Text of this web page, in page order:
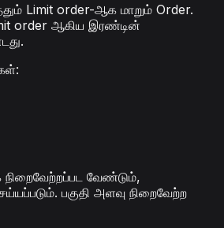
Limit order-ஆக மாறும் Order.
order ஆகிய இரண்டின்
:
நிறைவேற்றப்பட வேண்டும்,
பகுதி அளவு நிறைவேற்ற